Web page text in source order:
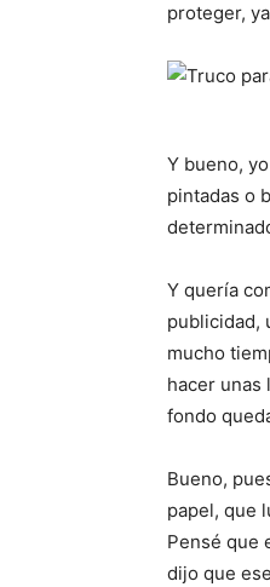
proteger,
Y bueno,
pintadas o
Y quería
publicidad,
mucho
hacer unas
fondo
Bueno,
papel, que
Pensé que
dijo que